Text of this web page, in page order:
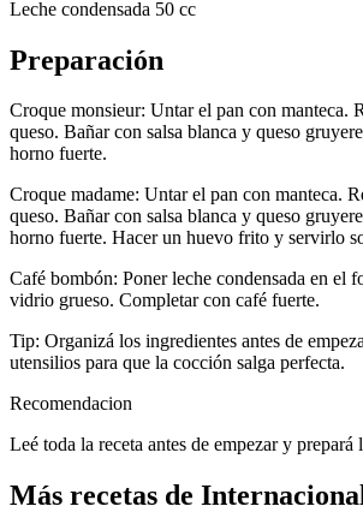
Leche condensada 50 cc
Preparación
Croque monsieur: Untar el pan con manteca.
queso. Bañar con salsa blanca y queso
horno fuerte.
Croque madame: Untar el pan con manteca.
queso. Bañar con salsa blanca y queso
horno fuerte. Hacer un huevo frito y servirlo
Café bombón: Poner leche condensada en el
vidrio grueso. Completar con café fuerte.
Tip: Organizá los ingredientes antes de
utensilios para que la cocción salga perfecta.
Recomendacion
Leé toda la receta antes de empezar y prepará
Más recetas de